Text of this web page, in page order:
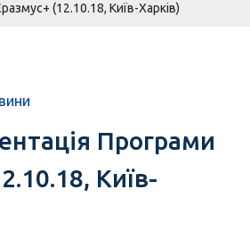
(12.10.18, Київ-Харків)
Програми
Київ-